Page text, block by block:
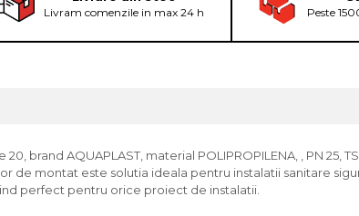
Livram comenzile in max 24 h Peste
brand AQUAPLAST, material POLIPROPILENA, , PN 25,
de montat este solutia ideala pentru instalatii sanitare
perfect pentru orice proiect de instalatii.